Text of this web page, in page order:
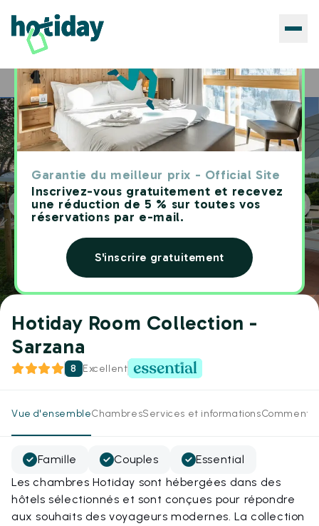
Garantie du meilleur prix - Official Site
Inscrivez-vous gratuitement et recevez
une réduction de 5 % sur toutes vos
réservations par e-mail.
S'inscrire gratuitement
Home Hôtels Hotiday Room Collection - Sarzana
Hotiday Room Collection -
Sarzana
8 Excellent
Vue d'ensembleChambresServices et informations
Famille Couples
Essential
Les chambres Hotiday sont hébergées dans des
hôtels sélectionnés et sont conçues pour répondre
aux souhaits des voyageurs modernes. La collection